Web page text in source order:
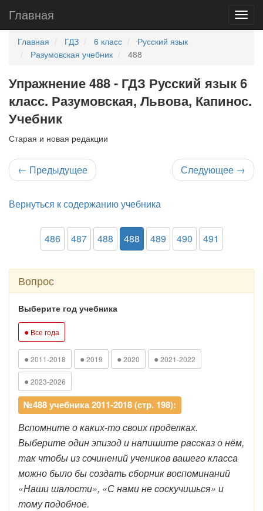
Главная
Главная ГДЗ 6 класс
Русский язык
Разумовская учебник
488
Упражнение 488 - ГДЗ Русский язык 6
класс. Разумовская, Львова, Капинос.
Учебник
Старая и новая редакции
← Предыдущее Следующее →
Вернуться к содержанию учебника
486 487 488 488 489 490 491
Вопрос
Выберите год учебника
● Все года
● 2011-2018 ● 2019 ● 2020 ● 2021-2022
● 2023-2026
№488 учебника 2011-2018 (стр. 198):
Вспомните о каких-то своих проделках.
Выберите один эпизод и напишите рассказ о нём,
так чтобы из сочинений учеников вашего класса
можно было бы создать сборник воспоминаний
«Наши шалости», «С нами не соскучишься» и
тому подобное.